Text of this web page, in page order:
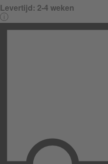
Levertijd: 2-4 weken